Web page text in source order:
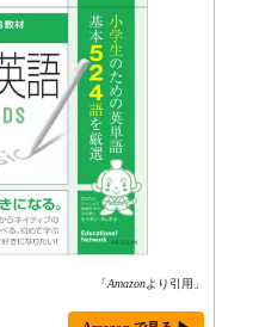
「Amazonより引用」